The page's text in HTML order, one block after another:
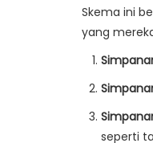
Skema ini
yang
seperti